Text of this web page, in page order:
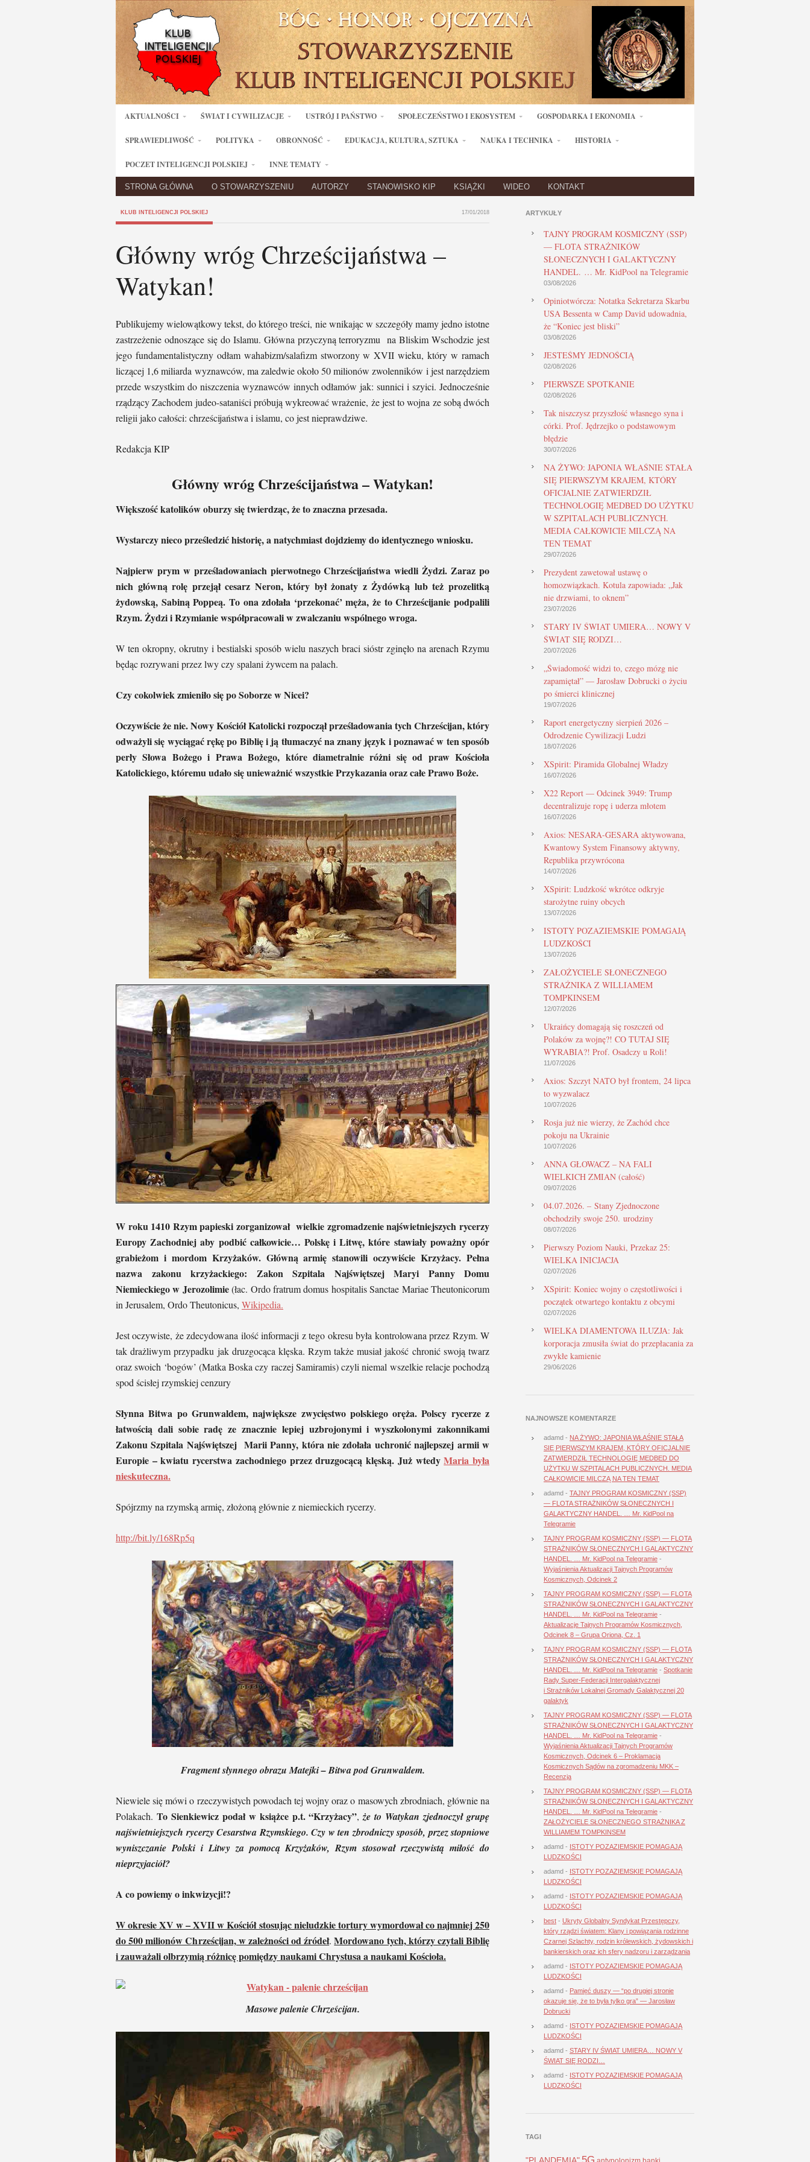
AKTUALNOŚCI ŚWIAT I CYWILIZACJE USTRÓJ I PAŃSTWO SPOŁECZEŃSTWO I EKOSYSTEM GOSPODARKA I EKONOMIA
SPRAWIEDLIWOŚĆ POLITYKA OBRONNOŚĆ EDUKACJA, KULTURA, SZTUKA NAUKA I TECHNIKA HISTORIA
POCZET INTELIGENCJI POLSKIEJ INNE TEMATY
STRONA GŁÓWNA O STOWARZYSZENIU AUTORZY STANOWISKO KIP KSIĄŻKI WIDEO KONTAKT
KLUB INTELIGENCJI POLSKIEJ 17/01/2018
Główny wróg Chrześcijaństwa –
Watykan!
Publikujemy wielowątkowy tekst, do którego treści, nie wnikając w szczegóły mamy jedno istotne
zastrzeżenie odnoszące się do Islamu. Główna przyczyną terroryzmu na Bliskim Wschodzie jest
jego fundamentalistyczny odłam wahabizm/salafizm stworzony w XVII wieku, który w ramach
liczącej 1,6 miliarda wyznawców, ma zaledwie około 50 milionów zwolenników i jest narzędziem
przede wszystkim do niszczenia wyznawców innych odłamów jak: sunnici i szyici. Jednocześnie
rządzący Zachodem judeo-sataniści próbują wykreować wrażenie, że jest to wojna ze sobą dwóch
religii jako całości: chrześcijaństwa i islamu, co jest nieprawdziwe.
Redakcja KIP
Główny wróg Chrześcijaństwa – Watykan!
Większość katolików oburzy się twierdząc, że to znaczna przesada.
Wystarczy nieco prześledzić historię, a natychmiast dojdziemy do identycznego wniosku.
Najpierw prym w prześladowaniach pierwotnego Chrześcijaństwa wiedli Żydzi. Zaraz po
nich główną rolę przejął cesarz Neron, który był żonaty z Żydówką lub też prozelitką
żydowską, Sabiną Poppeą. To ona zdołała ‘przekonać’ męża, że to Chrześcijanie podpalili
Rzym. Żydzi i Rzymianie współpracowali w zwalczaniu wspólnego wroga.
W ten okropny, okrutny i bestialski sposób wielu naszych braci sióstr zginęło na arenach Rzymu
będąc rozrywani przez lwy czy spalani żywcem na palach.
Czy cokolwiek zmieniło się po Soborze w Nicei?
Oczywiście że nie. Nowy Kościół Katolicki rozpoczął prześladowania tych Chrześcijan, który
odważyli się wyciągać rękę po Biblię i ją tłumaczyć na znany język i poznawać w ten sposób
perły Słowa Bożego i Prawa Bożego, które diametralnie różni się od praw Kościoła
Katolickiego, któremu udało się unieważnić wszystkie Przykazania oraz całe Prawo Boże.
W roku 1410 Rzym papieski zorganizował wielkie zgromadzenie najświetniejszych rycerzy
Europy Zachodniej aby podbić całkowicie… Polskę i Litwę, które stawiały poważny opór
grabieżom i mordom Krzyżaków. Główną armię stanowili oczywiście Krzyżacy. Pełna
nazwa zakonu krzyżackiego:
Zakon Szpitala Najświętszej Maryi Panny Domu
Niemieckiego w Jerozolimie(łac. Ordo fratrum domus hospitalis Sanctae Mariae Theutonicorum
in Jerusalem, Ordo Theutonicus, Wikipedia.
Jest oczywiste, że zdecydowana ilość informacji z tego okresu była kontrolowana przez Rzym. W
tak drażliwym przypadku jak druzgocąca klęska. Rzym także musiał jakość chronić swoją twarz
oraz swoich ‘bogów’ (Matka Boska czy raczej Samiramis) czyli niemal wszelkie relacje pochodzą
spod ścisłej rzymskiej cenzury
Słynna Bitwa po Grunwaldem, największe zwycięstwo polskiego oręża. Polscy rycerze z
łatwością dali sobie radę ze znacznie lepiej uzbrojonymi i wyszkolonymi zakonnikami
Zakonu Szpitala Najświętszej Marii Panny, która nie zdołała uchronić najlepszej armii w
Europie – kwiatu rycerstwa zachodniego przez druzgocącą klęską. Już wtedyMaria była
nieskuteczna.
Spójrzmy na rzymską armię, złożoną głównie z niemieckich rycerzy.
http://bit.ly/168Rp5q
Fragment słynnego obrazu Matejki – Bitwa pod Grunwaldem.
Niewiele się mówi o rzeczywistych powodach tej wojny oraz o masowych zbrodniach, głównie na
Polakach. To Sienkiewicz podał w książce p.t. “Krzyżacy”,że to Watykan zjednoczył grupę
najświetniejszych rycerzy Cesarstwa Rzymskiego. Czy w ten zbrodniczy sposób, przez stopniowe
wyniszczanie Polski i Litwy za pomocą Krzyżaków, Rzym stosował rzeczywistą miłość do
nieprzyjaciół?
A co powiemy o inkwizycji!?
W okresie XV w – XVII w Kościół stosując nieludzkie tortury wymordował co najmniej 250
do 500 milionów Chrześcijan, w zależności od źródeł.Mordowano tych, którzy czytali Biblię
i zauważali olbrzymią różnicę pomiędzy naukami Chrystusa a naukami Kościoła.
Masowe palenie Chrześcijan.
ARTYKUŁY
TAJNY PROGRAM KOSMICZNY (SSP)
— FLOTA STRAŻNIKÓW
SŁONECZNYCH I GALAKTYCZNY
HANDEL. … Mr. KidPool na Telegramie
03/08/2026
Opiniotwórcza: Notatka Sekretarza Skarbu
USA Bessenta w Camp David udowadnia,
że “Koniec jest bliski”
03/08/2026
JESTEŚMY JEDNOŚCIĄ
02/08/2026
PIERWSZE SPOTKANIE
02/08/2026
Tak niszczysz przyszłość własnego syna i
córki. Prof. Jędrzejko o podstawowym
błędzie
30/07/2026
NA ŻYWO: JAPONIA WŁAŚNIE STAŁA
SIĘ PIERWSZYM KRAJEM, KTÓRY
OFICJALNIE ZATWIERDZIŁ
TECHNOLOGIĘ MEDBED DO UŻYTKU
W SZPITALACH PUBLICZNYCH.
MEDIA CAŁKOWICIE MILCZĄ NA
TEN TEMAT
29/07/2026
Prezydent zawetował ustawę o
homozwiązkach. Kotula zapowiada: „Jak
nie drzwiami, to oknem”
23/07/2026
STARY IV ŚWIAT UMIERA… NOWY V
ŚWIAT SIĘ RODZI…
20/07/2026
„Świadomość widzi to, czego mózg nie
zapamiętał” — Jarosław Dobrucki o życiu
po śmierci klinicznej
19/07/2026
Raport energetyczny sierpień 2026 –
Odrodzenie Cywilizacji Ludzi
18/07/2026
XSpirit: Piramida Globalnej Władzy
16/07/2026
X22 Report — Odcinek 3949: Trump
decentralizuje ropę i uderza młotem
16/07/2026
Axios: NESARA-GESARA aktywowana,
Kwantowy System Finansowy aktywny,
Republika przywrócona
14/07/2026
XSpirit: Ludzkość wkrótce odkryje
starożytne ruiny obcych
13/07/2026
ISTOTY POZAZIEMSKIE POMAGAJĄ
LUDZKOŚCI
13/07/2026
ZAŁOŻYCIELE SŁONECZNEGO
STRAŻNIKA Z WILLIAMEM
TOMPKINSEM
12/07/2026
Ukraińcy domagają się roszczeń od
Polaków za wojnę?! CO TUTAJ SIĘ
WYRABIA?! Prof. Osadczy u Roli!
11/07/2026
Axios: Szczyt NATO był frontem, 24 lipca
to wyzwalacz
10/07/2026
Rosja już nie wierzy, że Zachód chce
pokoju na Ukrainie
10/07/2026
ANNA GŁOWACZ – NA FALI
WIELKICH ZMIAN (całość)
09/07/2026
04.07.2026. – Stany Zjednoczone
obchodziły swoje 250. urodziny
08/07/2026
Pierwszy Poziom Nauki, Przekaz 25:
WIELKA INICJACJA
02/07/2026
XSpirit: Koniec wojny o częstotliwości i
początek otwartego kontaktu z obcymi
02/07/2026
WIELKA DIAMENTOWA ILUZJA: Jak
korporacja zmusiła świat do przepłacania za
zwykłe kamienie
29/06/2026
NAJNOWSZE KOMENTARZE
adamd - NA ŻYWO: JAPONIA WŁAŚNIE STAŁA
SIĘ PIERWSZYM KRAJEM, KTÓRY OFICJALNIE
ZATWIERDZIŁ TECHNOLOGIĘ MEDBED DO
UŻYTKU W SZPITALACH PUBLICZNYCH. MEDIA
CAŁKOWICIE MILCZĄ NA TEN TEMAT
adamd - TAJNY PROGRAM KOSMICZNY (SSP)
— FLOTA STRAŻNIKÓW SŁONECZNYCH I
GALAKTYCZNY HANDEL. … Mr. KidPool na
Telegramie
TAJNY PROGRAM KOSMICZNY (SSP) — FLOTA
STRAŻNIKÓW SŁONECZNYCH I GALAKTYCZNY
HANDEL. … Mr. KidPool na Telegramie -
Wyjaśnienia Aktualizacji Tajnych Programów
Kosmicznych, Odcinek 2
TAJNY PROGRAM KOSMICZNY (SSP) — FLOTA
STRAŻNIKÓW SŁONECZNYCH I GALAKTYCZNY
HANDEL. … Mr. KidPool na Telegramie -
Aktualizacje Tajnych Programów Kosmicznych,
Odcinek 8 – Grupa Oriona, Cz. 1
TAJNY PROGRAM KOSMICZNY (SSP) — FLOTA
STRAŻNIKÓW SŁONECZNYCH I GALAKTYCZNY
HANDEL. … Mr. KidPool na Telegramie - Spotkanie
Rady Super-Federacji Intergalaktycznej
i Strażników Lokalnej Gromady Galaktycznej 20
galaktyk
TAJNY PROGRAM KOSMICZNY (SSP) — FLOTA
STRAŻNIKÓW SŁONECZNYCH I GALAKTYCZNY
HANDEL. … Mr. KidPool na Telegramie -
Wyjaśnienia Aktualizacji Tajnych Programów
Kosmicznych, Odcinek 6 – Proklamacja
Kosmicznych Sądów na zgromadzeniu MKK –
Recenzja
TAJNY PROGRAM KOSMICZNY (SSP) — FLOTA
STRAŻNIKÓW SŁONECZNYCH I GALAKTYCZNY
HANDEL. … Mr. KidPool na Telegramie -
ZAŁOŻYCIELE SŁONECZNEGO STRAŻNIKA Z
WILLIAMEM TOMPKINSEM
adamd - ISTOTY POZAZIEMSKIE POMAGAJĄ
LUDZKOŚCI
adamd - ISTOTY POZAZIEMSKIE POMAGAJĄ
LUDZKOŚCI
adamd - ISTOTY POZAZIEMSKIE POMAGAJĄ
LUDZKOŚCI
best - Ukryty Globalny Syndykat Przestępczy,
który rządzi światem: Klany i powiązania rodzinne
Czarnej Szlachty, rodzin królewskich, żydowskich i
bankierskich oraz ich sfery nadzoru i zarządzania
adamd - ISTOTY POZAZIEMSKIE POMAGAJĄ
LUDZKOŚCI
adamd - Pamięć duszy — “po drugiej stronie
okazuje się, że to była tylko gra” — Jarosław
Dobrucki
adamd - ISTOTY POZAZIEMSKIE POMAGAJĄ
LUDZKOŚCI
adamd - STARY IV ŚWIAT UMIERA… NOWY V
ŚWIAT SIĘ RODZI…
adamd - ISTOTY POZAZIEMSKIE POMAGAJĄ
LUDZKOŚCI
TAGI
5G